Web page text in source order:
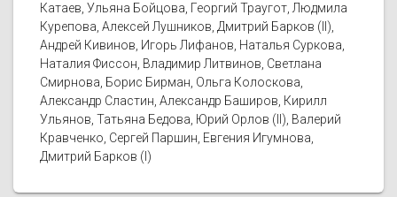
Катаев, Ульяна Бойцова, Георгий Траугот, Людмила
Курепова, Алексей Лушников, Дмитрий Барков (II),
Андрей Кивинов, Игорь Лифанов, Наталья Суркова,
Наталия Фиссон, Владимир Литвинов, Светлана
Смирнова, Борис Бирман, Ольга Колоскова,
Александр Сластин, Александр Баширов, Кирилл
Ульянов, Татьяна Бедова, Юрий Орлов (II), Валерий
Кравченко, Сергей Паршин, Евгения Игумнова,
Дмитрий Барков (I)